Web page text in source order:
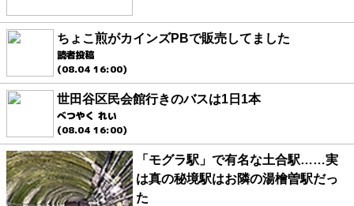
ちょこ煎がカインズPBで販売してました
読者投稿
(08.04 16:00)
世田谷区民会館行きのバスは1日1本
べつやく れい
(08.04 16:00)
「モグラ駅」で有名な土合駅……実
は真の秘境駅はお隣の湯檜曽駅だっ
た